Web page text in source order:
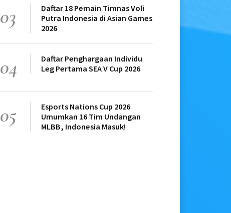
03
Daftar 18 Pemain Timnas Voli
Putra Indonesia di Asian Games
2026
04
Daftar Penghargaan Individu
Leg Pertama SEA V Cup 2026
05
Esports Nations Cup 2026
Umumkan 16 Tim Undangan
MLBB, Indonesia Masuk!